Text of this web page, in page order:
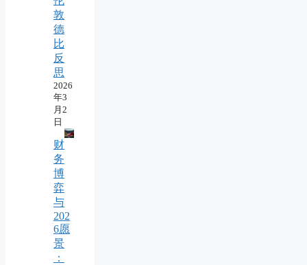
敦
德
比
反
思
2026
年3
月2
日
财
务
博
弈
与
202
6愿
景
：